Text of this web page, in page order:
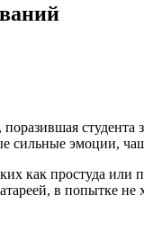
сильные эмоции,
как простуда
в попытке